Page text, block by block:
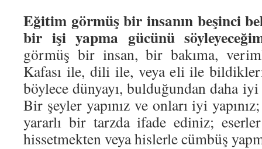
Eğitim görmüş bir insanın beşinci
bir işi yapma gücünü
görmüş bir insan, bir bakıma,
Kafası ile, dili ile, veya eli ile
böylece dünyayı, bulduğundan daha
Bir şeyler yapınız ve onları iyi
yararlı bir tarzda ifade ediniz;
hissetmekten veya hislerle cümbüş